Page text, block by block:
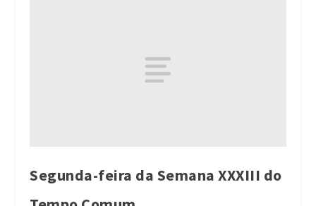
Segunda-feira da Semana XXXIII do